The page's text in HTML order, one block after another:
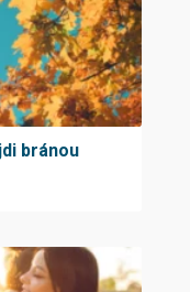
bránou